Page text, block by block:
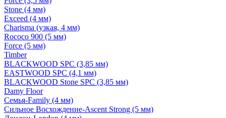
Stone (4 мм)
Exceed (4 мм)
Charisma (узкая, 4 мм)
Rococo 900 (5 мм)
Force (5 мм)
Timber
BLACKWOOD SPC (3,85 мм)
EASTWOOD SPC (4,1 мм)
BLACKWOOD Stone SPC (3,85 мм)
Damy Floor
Семья-Family (4 мм)
Сильное Восхождение-Ascent Strong (5 мм)